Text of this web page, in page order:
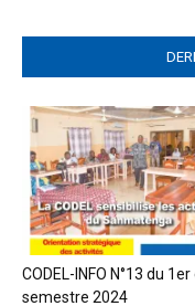
CODEL-INFO N°13 du
semestre 2024